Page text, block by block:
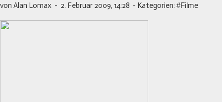
von Alan Lomax - 2. Februar 2009, 14:28 - Kategorien: #Filme